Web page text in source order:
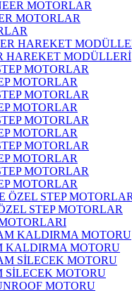
MOTORLAR
HAREKET MODÜLLERİ
MOTORLAR
MOTORLAR
MOTORLAR
MOTORLAR
MOTORLAR
STEP MOTORLAR
KALDIRMA MOTORU
SİLECEK MOTORU